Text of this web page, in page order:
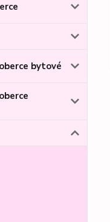
bytové